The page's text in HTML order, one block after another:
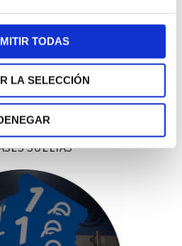
TODAS
LA SELECCIÓN
€
BONO 5:
SUELTAS